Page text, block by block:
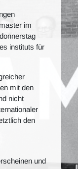
im
instituts für
mit den
nicht
den
und